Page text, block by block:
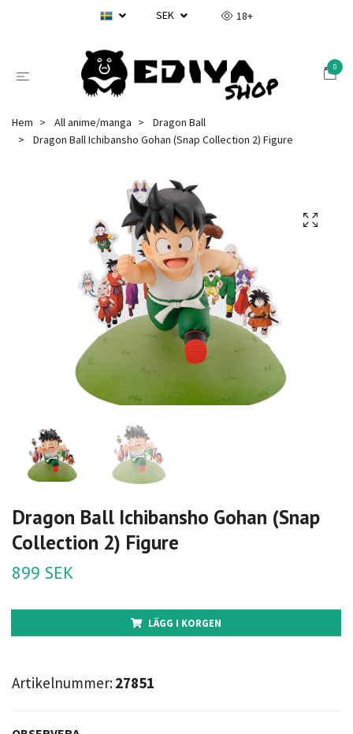
SEK 18+
0
Hem All anime/manga
Dragon Ball
Dragon Ball Ichibansho Gohan (Snap Collection 2) Figure
Dragon Ball Ichibansho Gohan (Snap
Collection 2) Figure
899 SEK
LÄGG I KORGEN
Artikelnummer:27851